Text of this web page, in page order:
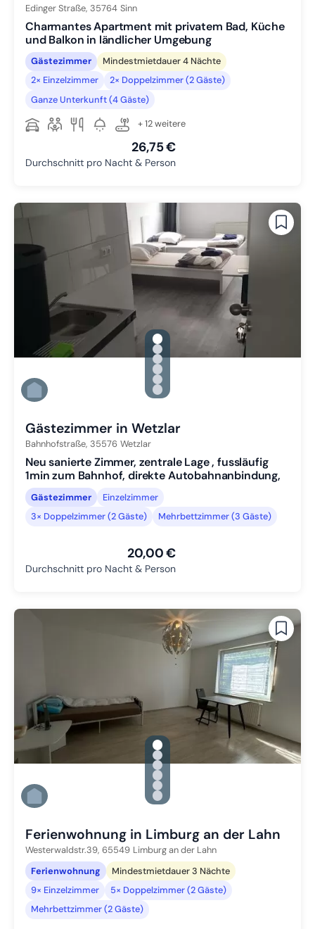
Edinger Straße, 35764 Sinn
Charmantes Apartment mit privatem Bad, Küche
und Balkon in ländlicher Umgebung
Gästezimmer
Mindestmietdauer 4 Nächte
2× Einzelzimmer
2× Doppelzimmer (2 Gäste)
Ganze Unterkunft (4 Gäste)
+ 12 weitere
26,75 €
Durchschnitt pro Nacht & Person
gallery.slide_selector
Zu Slide 1 wechseln
Zu Slide 2 wechseln
Zu Slide 3 wechseln
Zu Slide 4 wechseln
Zu Slide 5 wechseln
Zu Slide 6 wechseln
Gästezimmer in Wetzlar
Bahnhofstraße, 35576 Wetzlar
Neu sanierte Zimmer, zentrale Lage , fussläufig
1min zum Bahnhof, direkte Autobahnanbindung,
Gästezimmer
Einzelzimmer
3× Doppelzimmer (2 Gäste)
Mehrbettzimmer (3 Gäste)
20,00 €
Durchschnitt pro Nacht & Person
gallery.slide_selector
Zu Slide 1 wechseln
Zu Slide 2 wechseln
Zu Slide 3 wechseln
Zu Slide 4 wechseln
Zu Slide 5 wechseln
Zu Slide 6 wechseln
Ferienwohnung in Limburg an der Lahn
Westerwaldstr.39, 65549 Limburg an der Lahn
Ferienwohnung
Mindestmietdauer 3 Nächte
9× Einzelzimmer
5× Doppelzimmer (2 Gäste)
Mehrbettzimmer (2 Gäste)